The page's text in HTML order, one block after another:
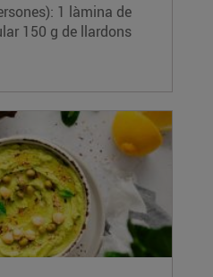
1 làmina de
150 g de llardons